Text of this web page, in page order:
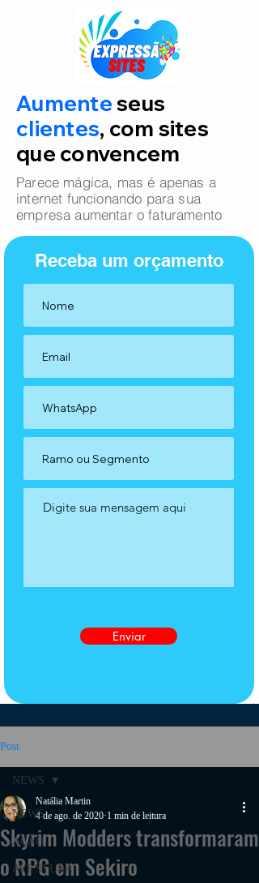
Aumenteseus
clientes, com sites
que convencem
Parece mágica, mas é apenas a
internet funcionando para sua
empresa aumentar o faturamento
Receba um orçamento
Enviar
Post
NEWS
AÇÃO
AVENTURA
NEWS
Skyrim Modders transformaram
o RPG em Sekiro
Natália Martin
4 de ago. de 2020 1 min de leitura